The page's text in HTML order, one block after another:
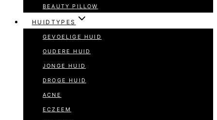
BEAUTY PILLOW
HUIDTYPES
GEVOELIGE HUID
OUDERE HUID
JONGE HUID
DROGE HUID
ACNE
ECZEEM